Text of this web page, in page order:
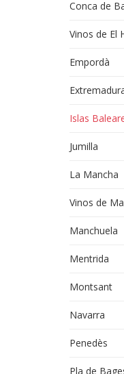
Conca de
Vinos de El
Empordà
Islas
Jumilla
La Mancha
Vinos de
Manchuela
Mentrida
Montsant
Navarra
Penedès
Pla de